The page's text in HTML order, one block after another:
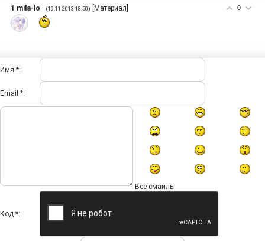
0
1 mila-lo (19.11.2013 18:50) Материал
Имя *:
Email *:
Все смайлы
Код *: